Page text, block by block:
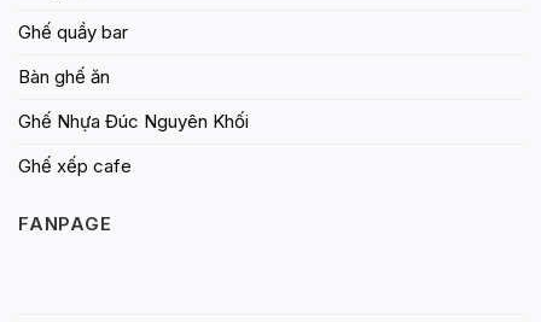
Ghế quầy bar
Bàn ghế ăn
Ghế Nhựa Đúc Nguyên Khối
Ghế xếp cafe
FANPAGE